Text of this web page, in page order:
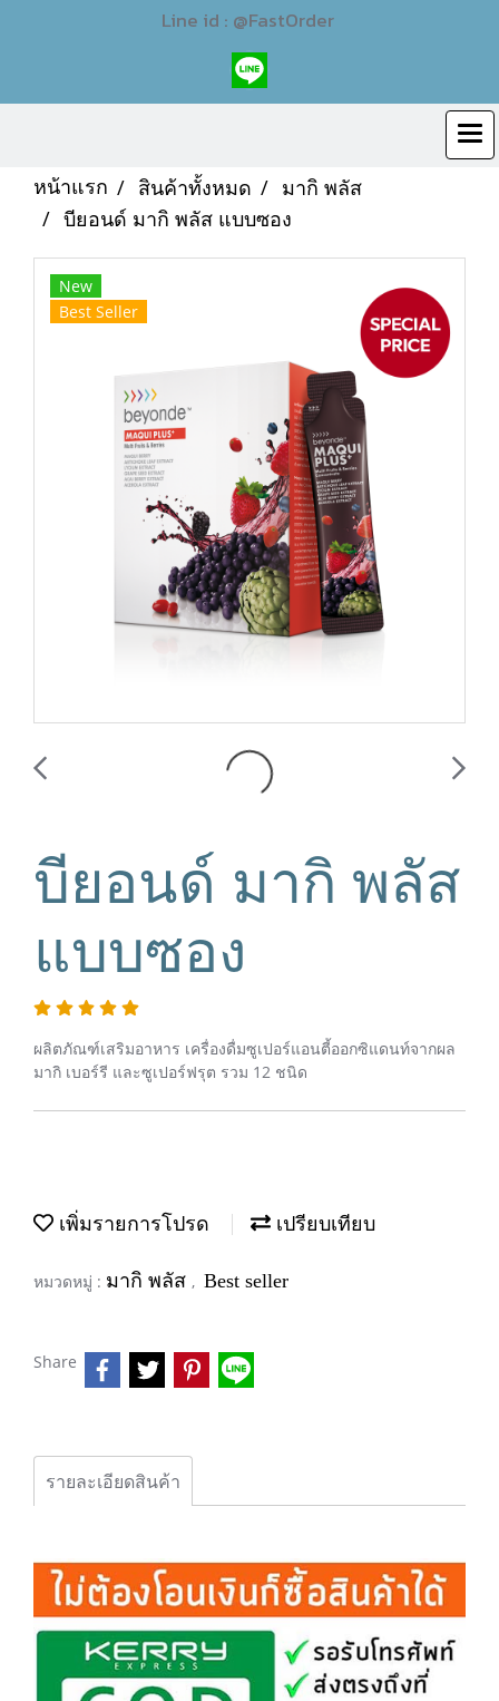
Line id : @FastOrder
หน้าแรก สินค้าทั้งหมด
มากิ พลัส
บียอนด์ มากิ พลัส แบบซอง
New
Best Seller
บียอนด์ มากิ พลัส
แบบซอง
ผลิตภัณฑ์เสริมอาหาร เครื่องดื่มซูเปอร์แอนตี้ออกซิแดนท์จากผล
มากิ เบอร์รี และซูเปอร์ฟรุต รวม 12 ชนิด
เพิ่มรายการโปรด เปรียบเทียบ
หมวดหมู่ : มากิ พลัส , Best seller
Share
รายละเอียดสินค้า